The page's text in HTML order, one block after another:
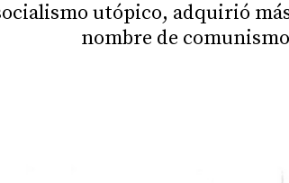
utópico, adquirió
nombre de comunismo